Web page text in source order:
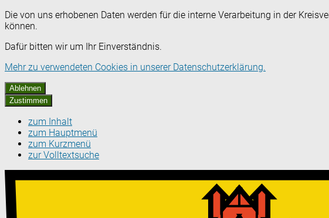
Die von uns erhobenen Daten werden für die interne Verarbeitung in der
können.
Dafür bitten wir um Ihr Einverständnis.
Mehr zu verwendeten Cookies in unserer Datenschutzerklärung.
Ablehnen
Zustimmen
zum Inhalt
zum Hauptmenü
zum Kurzmenü
zur Volltextsuche